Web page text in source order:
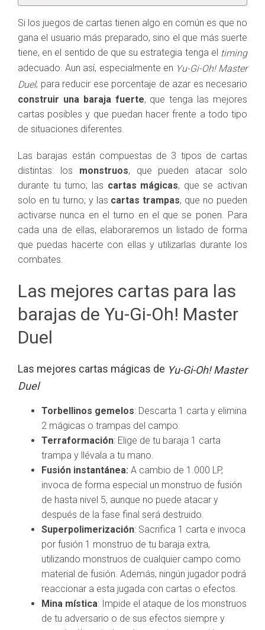
Si los juegos de cartas tienen algo en común es que no
gana el usuario más preparado, sino el que más suerte
tiene, en el sentido de que su estrategia tenga el timing
adecuado. Aun así, especialmente en Yu-Gi-Oh! Master
Duel, para reducir ese porcentaje de azar es necesario
construir una baraja fuerte, que tenga las mejores
cartas posibles y que puedan hacer frente a todo tipo
de situaciones diferentes.
Las barajas están compuestas de 3 tipos de cartas
distintas: los monstruos, que pueden atacar solo
durante tu turno; las cartas mágicas, que se activan
solo en tu turno; y las cartas trampas, que no pueden
activarse nunca en el turno en el que se ponen. Para
cada una de ellas, elaboraremos un listado de forma
que puedas hacerte con ellas y utilizarlas durante los
combates.
Las mejores cartas para las
barajas de Yu-Gi-Oh! Master
Duel
Las mejores cartas mágicas de Yu-Gi-Oh! Master
Duel
Torbellinos gemelos: Descarta 1 carta y elimina
2 mágicas o trampas del campo.
Terraformación: Elige de tu baraja 1 carta
trampa y llévala a tu mano.
Fusión instantánea: A cambio de 1.000 LP,
invoca de forma especial un monstruo de fusión
de hasta nivel 5, aunque no puede atacar y
después de la fase final será destruido.
Superpolimerización: Sacrifica 1 carta e invoca
por fusión 1 monstruo de tu baraja extra,
utilizando monstruos de cualquier campo como
material de fusión. Además, ningún jugador podrá
reaccionar a esta jugada con cartas o efectos.
Mina mística: Impide el ataque de los monstruos
de tu adversario o de sus efectos siempre y